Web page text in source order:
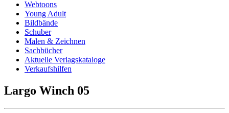
Webtoons
Young Adult
Bildbände
Schuber
Malen & Zeichnen
Sachbücher
Aktuelle Verlagskataloge
Verkaufshilfen
Largo Winch 05